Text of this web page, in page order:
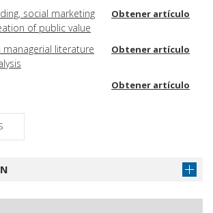
social marketing
of public value
Obtener artículo
managerial literature
Obtener artículo
Obtener artículo